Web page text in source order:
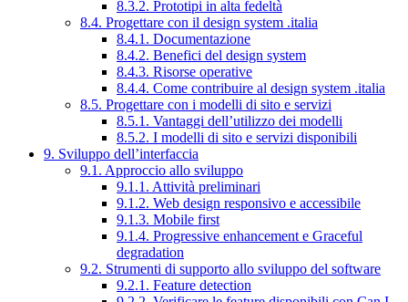
8.3.2. Prototipi in alta fedeltà
8.4. Progettare con il design system .italia
8.4.1. Documentazione
8.4.2. Benefici del design system
8.4.3. Risorse operative
8.4.4. Come contribuire al design system .italia
8.5. Progettare con i modelli di sito e servizi
8.5.1. Vantaggi dell’utilizzo dei modelli
8.5.2. I modelli di sito e servizi disponibili
9. Sviluppo dell’interfaccia
9.1. Approccio allo sviluppo
9.1.1. Attività preliminari
9.1.2. Web design responsivo e accessibile
9.1.3. Mobile first
9.1.4. Progressive enhancement e Graceful
degradation
9.2. Strumenti di supporto allo sviluppo del software
9.2.1. Feature detection